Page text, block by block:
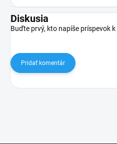
Diskusia
Buďte prvý, kto napíše príspevok
Pridať komentár